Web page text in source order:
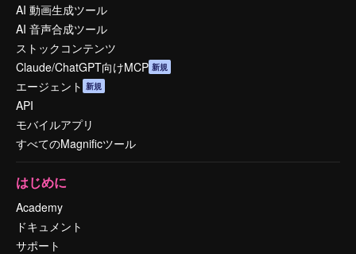
AI 動画生成ツール
AI 音声合成ツール
ストックコンテンツ
Claude/ChatGPT向けMCP 新規
エージェント 新規
API
モバイルアプリ
すべてのMagnificツール
はじめに
Academy
ドキュメント
サポート